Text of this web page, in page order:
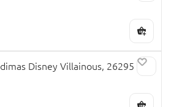
Disney Villainous, 26295